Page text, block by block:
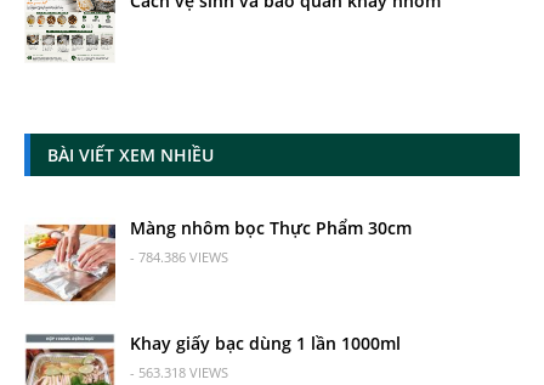
BÀI VIẾT XEM NHIỀU
Màng nhôm bọc Thực Phẩm 30cm
- 784.386 VIEWS
Khay giấy bạc dùng 1 lần 1000ml
- 563.318 VIEWS